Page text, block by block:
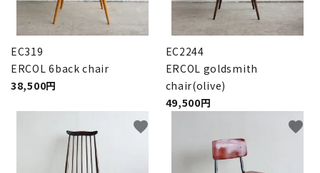
EC319
ERCOL 6back chair
38,500円
EC2244
ERCOL goldsmith
chair(olive)
49,500円
favorite favorite